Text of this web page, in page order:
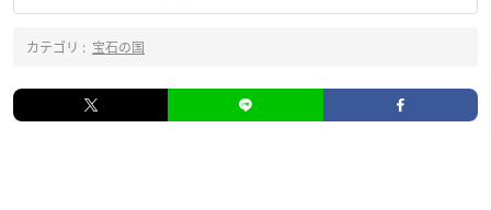
カテゴリ : 宝石の国